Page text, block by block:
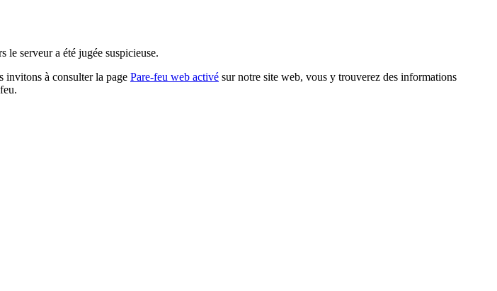
le serveur a été jugée suspicieuse.
invitons à consulter la page Pare-feu web activé sur notre site web, vous y trouverez des informations